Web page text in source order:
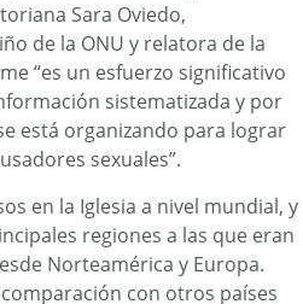
Sara Oviedo,
de la ONU y relatora de la
“es un esfuerzo significativo
sistematizada y por
está organizando para lograr
sexuales”.
en la Iglesia a nivel mundial, y
regiones a las que eran
Norteamérica y Europa.
con otros países